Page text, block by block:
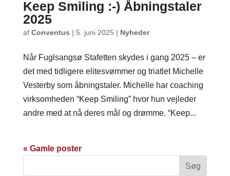
Keep Smiling :-) Åbningstaler
2025
af Conventus | 5. juni 2025 | Nyheder
Når Fuglsangsø Stafetten skydes i gang 2025 – er
det med tidligere elitesvømmer og triatlet Michelle
Vesterby som åbningstaler. Michelle har coaching
virksomheden “Keep Smiling” hvor hun vejleder
andre med at nå deres mål og drømme. “Keep...
« Gamle poster
Søg